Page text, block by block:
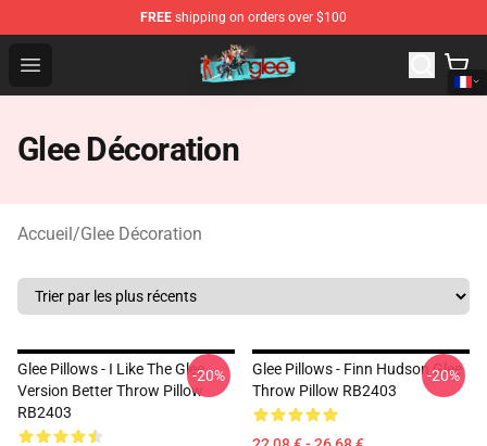
FREE shipping on orders over $100
Open menu
Glee Store - Official Glee Merchandise Shop
Glee Décoration
Accueil/Glee Décoration
Glee Pillows - I Like The Glee
Version Better Throw Pillow
RB2403
-20%
Glee Pillows - Finn Hudson Glee
Throw Pillow RB2403
-20%